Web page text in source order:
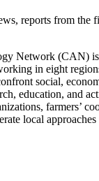
reports from the
Network (CAN) is
in eight
social,
education, and
farmers’
local